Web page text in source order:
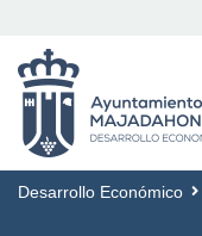
Desarrollo Económico